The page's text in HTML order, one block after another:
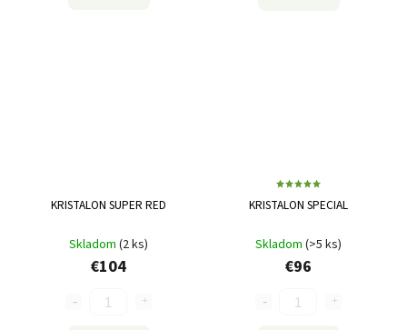
KRISTALON SUPER RED
Skladom (2 ks)
€104
KRISTALON SPECIAL
Skladom (>5 ks)
€96